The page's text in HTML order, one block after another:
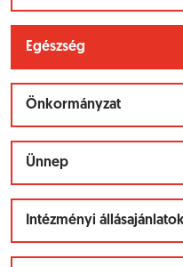
Egészség
Önkormányzat
Ünnep
Intézményi